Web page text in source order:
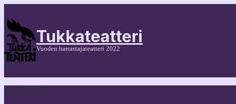
Tukkateatteri
Vuoden harrastajateatteri 2022
Päänavigaatio